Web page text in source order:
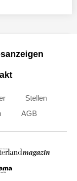
Stellen
AGB